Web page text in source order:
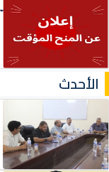
الأحدث